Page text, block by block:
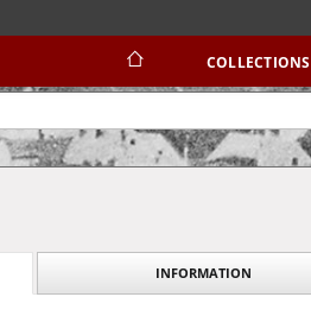
COLLECTIONS
INFORMATION